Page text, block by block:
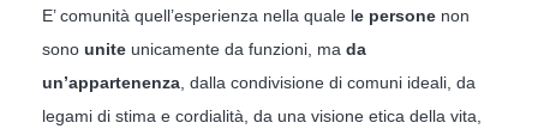
E’ comunità quell’esperienza nella quale le persone non
sono unite unicamente da funzioni, ma da
un’appartenenza , dalla condivisione di comuni ideali, da
legami di stima e cordialità, da una visione etica della vita,